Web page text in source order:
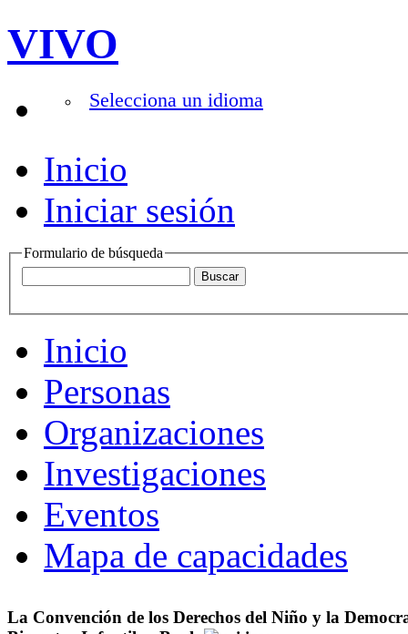
VIVO
Selecciona un idioma
Inicio
Iniciar sesión
Formulario de búsqueda
Inicio
Personas
Organizaciones
Investigaciones
Eventos
Mapa de capacidades
La Convención de los Derechos del Niño y la